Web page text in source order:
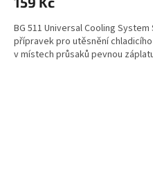
z
5
hvězdiček.
BG 511 Universal Cooling
přípravek pro utěsnění
v místech průsaků pevnou